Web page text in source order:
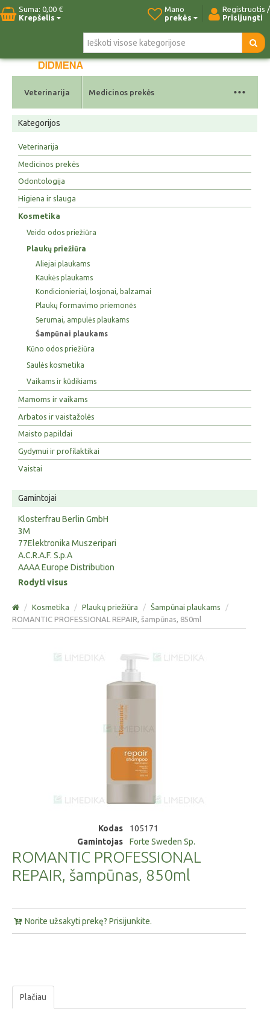
Suma: 0,00 €
Krepšelis
Registruotis /
Prisijungti
Mano
prekės
Pradžia Naujos prekės Kontaktai
Veterinarija Medicinos prekės ...
Kategorijos
Veterinarija
Medicinos prekės
Odontologija
Higiena ir slauga
Kosmetika
Veido odos priežiūra
Plaukų priežiūra
Aliejai plaukams
Kaukės plaukams
Kondicionieriai, losjonai, balzamai
Plaukų formavimo priemonės
Serumai, ampulės plaukams
Šampūnai plaukams
Kūno odos priežiūra
Saulės kosmetika
Vaikams ir kūdikiams
Mamoms ir vaikams
Arbatos ir vaistažolės
Maisto papildai
Gydymui ir profilaktikai
Vaistai
Gamintojai
Klosterfrau Berlin GmbH
3M
77Elektronika Muszeripari
A.C.R.A.F. S.p.A
AAAA Europe Distribution
Rodyti visus
/ Kosmetika / Plaukų priežiūra / Šampūnai plaukams
/
ROMANTIC PROFESSIONAL REPAIR, šampūnas, 850ml
Kodas
105171
Gamintojas
Forte Sweden Sp.
ROMANTIC PROFESSIONAL
REPAIR, šampūnas, 850ml
Norite užsakyti prekę? Prisijunkite.
Plačiau